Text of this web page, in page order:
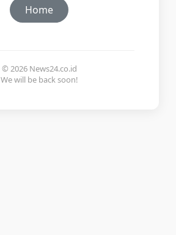
Home
© 2026 News24.co.id
We will be back soon!